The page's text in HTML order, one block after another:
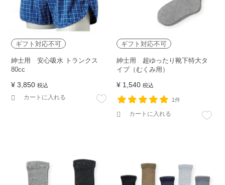
ギフト対応不可
紳士用 安心吸水 トランクス
80cc
¥ 3,850 税込
カートに入れる
ギフト対応不可
紳士用 超ゆったり靴下特大タ
イプ（むくみ用）
¥ 1,540 税込
1件
カートに入れる